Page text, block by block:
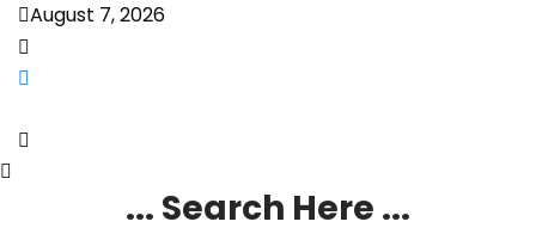
August 7, 2026
... Search Here ...